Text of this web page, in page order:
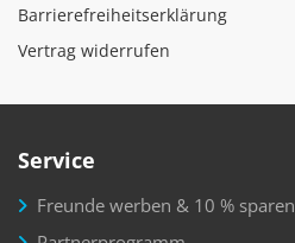
Barrierefreiheitserklärung
Vertrag widerrufen
Service
Freunde werben & 10 % sparen